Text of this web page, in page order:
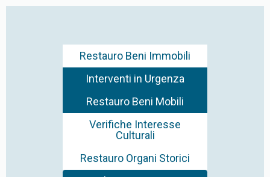
Restauro Beni Immobili
Interventi in Urgenza
Restauro Beni Mobili
Verifiche Interesse
Culturali
Restauro Organi Storici